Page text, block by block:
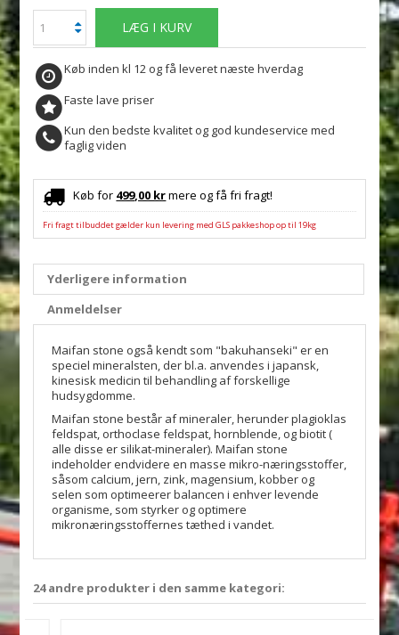
LÆG I KURV
Køb inden kl 12 og få leveret næste hverdag
Faste lave priser
Kun den bedste kvalitet og god kundeservice med
faglig viden
Køb for 499,00 krmere og få fri fragt!
Fri fragt tilbuddet gælder kun levering med GLS pakkeshop op til 19kg
Yderligere information
Anmeldelser
Maifan stone også kendt som "bakuhanseki" er en
speciel mineralsten, der bl.a. anvendes i japansk,
kinesisk medicin til behandling af forskellige
hudsygdomme.
Maifan stone består af mineraler, herunder plagioklas
feldspat, orthoclase feldspat, hornblende, og biotit (
alle disse er silikat-mineraler). Maifan stone
indeholder endvidere en masse mikro-næringsstoffer,
såsom calcium, jern, zink, magensium, kobber og
selen som optimeerer balancen i enhver levende
organisme, som styrker og optimere
mikronæringsstoffernes tæthed i vandet.
24 andre produkter i den samme kategori: